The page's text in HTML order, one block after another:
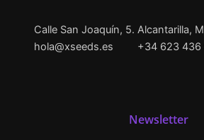
Calle San Joaquín, 5. Alcantarilla,
hola@xseeds.es
+34 623 436
Newsletter